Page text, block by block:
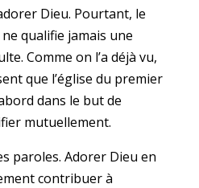
Dieu. Pourtant, le
qualifie jamais une
Comme on l’a déjà vu,
que l’église du premier
dans le but de
mutuellement.
paroles. Adorer Dieu en
contribuer à